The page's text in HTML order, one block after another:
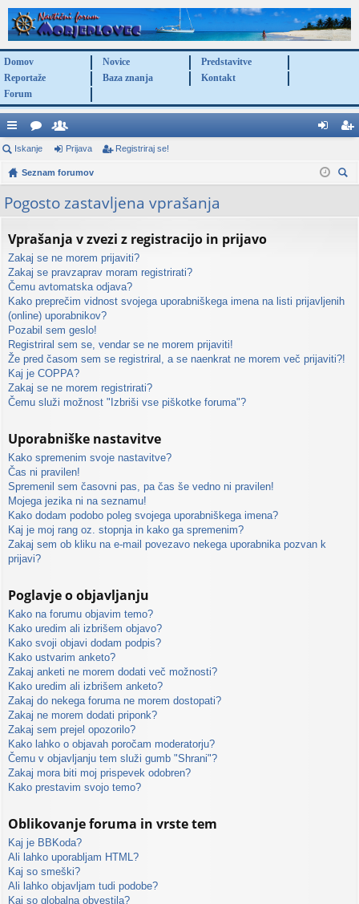
Domov Novice
Predstavitve
Reportaže
Baza znanja
Kontakt
Forum
itr
e
po
za
ve
or
u
po
ra av ist
Iskanje Prijava Registriraj se!
Seznam forumov
Pogosto zastavljena vprašanja
Vprašanja v zvezi z registracijo in prijavo
Zakaj se ne morem prijaviti?
Zakaj se pravzaprav moram registrirati?
Čemu avtomatska odjava?
Kako preprečim vidnost svojega uporabniškega imena na listi prijavljenih
(online) uporabnikov?
Pozabil sem geslo!
Registriral sem se, vendar se ne morem prijaviti!
Že pred časom sem se registriral, a se naenkrat ne morem več prijaviti?!
Kaj je COPPA?
Zakaj se ne morem registrirati?
Čemu služi možnost "Izbriši vse piškotke foruma"?
Uporabniške nastavitve
Kako spremenim svoje nastavitve?
Čas ni pravilen!
Spremenil sem časovni pas, pa čas še vedno ni pravilen!
Mojega jezika ni na seznamu!
Kako dodam podobo poleg svojega uporabniškega imena?
Kaj je moj rang oz. stopnja in kako ga spremenim?
Zakaj sem ob kliku na e-mail povezavo nekega uporabnika pozvan k
prijavi?
Poglavje o objavljanju
Kako na forumu objavim temo?
Kako uredim ali izbrišem objavo?
Kako svoji objavi dodam podpis?
Kako ustvarim anketo?
Zakaj anketi ne morem dodati več možnosti?
Kako uredim ali izbrišem anketo?
Zakaj do nekega foruma ne morem dostopati?
Zakaj ne morem dodati priponk?
Zakaj sem prejel opozorilo?
Kako lahko o objavah poročam moderatorju?
Čemu v objavljanju tem služi gumb "Shrani"?
Zakaj mora biti moj prispevek odobren?
Kako prestavim svojo temo?
Oblikovanje foruma in vrste tem
Kaj je BBKoda?
Ali lahko uporabljam HTML?
Kaj so smeški?
Ali lahko objavljam tudi podobe?
Kaj so globalna obvestila?